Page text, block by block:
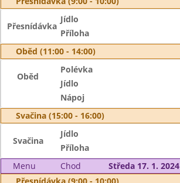
Přesnídávka
Jídlo
Příloha
Oběd (11:00 - 14:00)
Oběd
Polévka
Jídlo
Nápoj
Svačina (15:00 - 16:00)
Svačina
Jídlo
Příloha
Menu
Chod
Středa 17. 1. 2024